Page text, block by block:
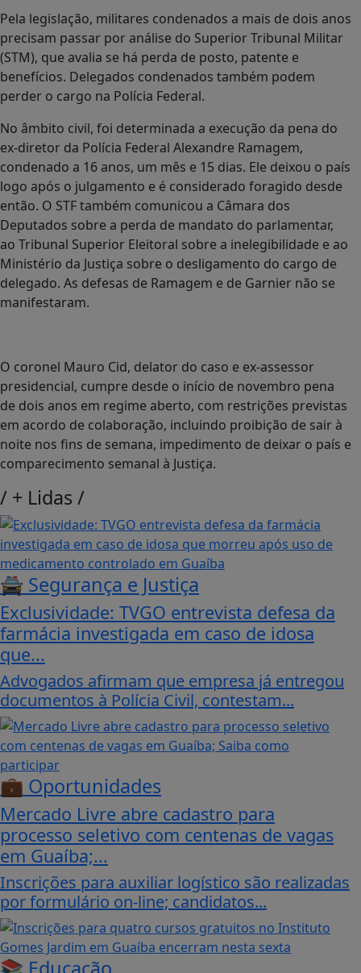
Pela legislação, militares condenados a mais de dois anos
precisam passar por análise do Superior Tribunal Militar
(STM), que avalia se há perda de posto, patente e
benefícios. Delegados condenados também podem
perder o cargo na Polícia Federal.
No âmbito civil, foi determinada a execução da pena do
ex-diretor da Polícia Federal Alexandre Ramagem,
condenado a 16 anos, um mês e 15 dias. Ele deixou o país
logo após o julgamento e é considerado foragido desde
então. O STF também comunicou a Câmara dos
Deputados sobre a perda de mandato do parlamentar,
ao Tribunal Superior Eleitoral sobre a inelegibilidade e ao
Ministério da Justiça sobre o desligamento do cargo de
delegado. As defesas de Ramagem e de Garnier não se
manifestaram.
O coronel Mauro Cid, delator do caso e ex-assessor
presidencial, cumpre desde o início de novembro pena
de dois anos em regime aberto, com restrições previstas
em acordo de colaboração, incluindo proibição de sair à
noite nos fins de semana, impedimento de deixar o país e
comparecimento semanal à Justiça.
/ + Lidas /
🚔 Segurança e Justiça
Exclusividade: TVGO entrevista defesa da
farmácia investigada em caso de idosa
que...
Advogados afirmam que empresa já entregou
documentos à Polícia Civil, contestam...
💼 Oportunidades
Mercado Livre abre cadastro para
processo seletivo com centenas de vagas
em Guaíba;...
Inscrições para auxiliar logístico são realizadas
por formulário on-line; candidatos...